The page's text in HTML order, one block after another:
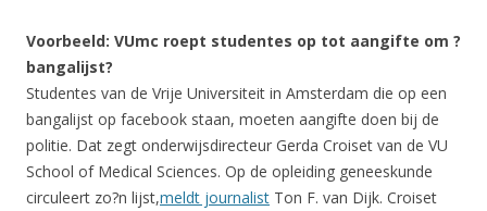
Voorbeeld: VUmc roept studentes op tot aangifte om ?
bangalijst?
Studentes van de Vrije Universiteit in Amsterdam die op een
bangalijst op facebook staan, moeten aangifte doen bij de
politie. Dat zegt onderwijsdirecteur Gerda Croiset van de VU
School of Medical Sciences. Op de opleiding geneeskunde
circuleert zo?n lijst,meldt journalist Ton F. van Dijk. Croiset